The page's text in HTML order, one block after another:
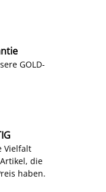
GOLD-
Vielfalt
die
haben.